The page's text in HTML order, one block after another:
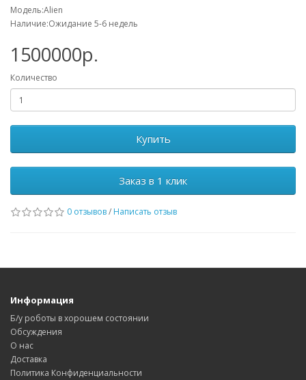
Модель:Alien
Наличие:Ожидание 5-6 недель
1500000р.
Количество
Купить
Заказ в 1 клик
0 отзывов/ Написать отзыв
Информация
Б/у роботы в хорошем состоянии
Обсуждения
О нас
Доставка
Политика Конфиденциальности